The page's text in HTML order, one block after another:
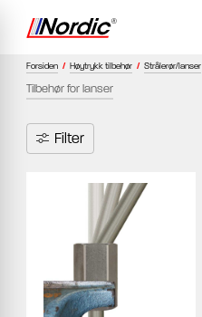
Forsiden / Høytrykk tilbehør / Strålerør/lanser
Tilbehør for lanser
Filter